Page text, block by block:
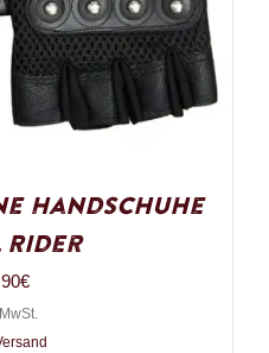
Handschuhe
€